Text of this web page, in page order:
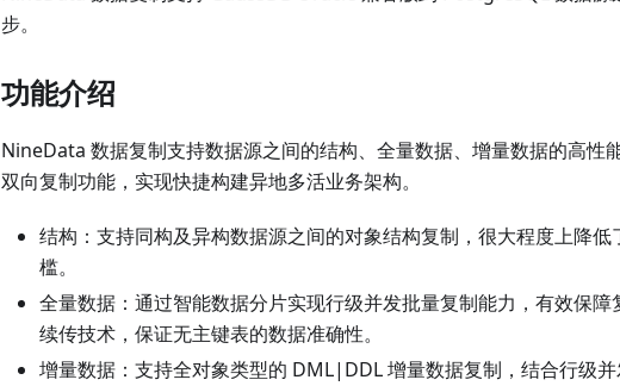
步。
功能介绍
NineData 数据复制支持数据源之间的结构、全量数据、增量数据的高性
双向复制功能，实现快捷构建异地多活业务架构。
结构：支持同构及异构数据源之间的对象结构复制，很大程度上降
槛。
全量数据：通过智能数据分片实现行级并发批量复制能力，有效保
续传技术，保证无主键表的数据准确性。
增量数据：支持全对象类型的 DML|DDL 增量数据复制，结合行级